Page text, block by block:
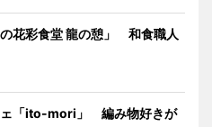
花彩食堂 龍の憩」 和食職人
ェ「ito-mori」 編み物好きが